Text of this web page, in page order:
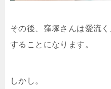
その後、窪塚さんは愛流
することになります。
しかし。